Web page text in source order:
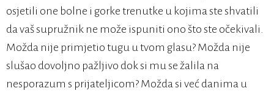
osjetili one bolne i gorke trenutke u kojima ste shvatili
da vaš supružnik ne može ispuniti ono što ste očekivali.
Možda nije primjetio tugu u tvom glasu? Možda nije
slušao dovoljno pažljivo dok si mu se žalila na
nesporazum s prijateljicom? Možda si već danima u